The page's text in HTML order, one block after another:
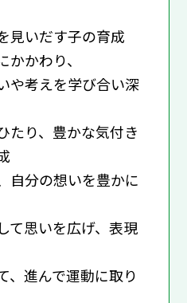
見いだす子の育成
かわり、
や考えを学び合い深
たり、豊かな気付き
自分の想いを豊かに
て思いを広げ、表現
、進んで運動に取り